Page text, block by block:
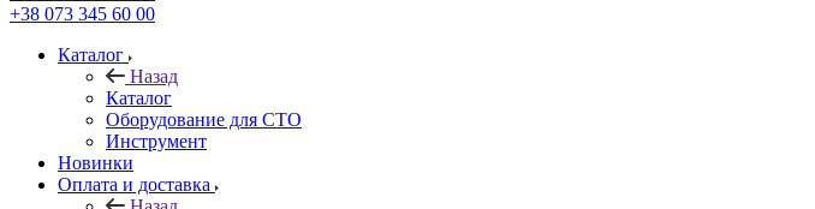
+38 073 345 60 00
Каталог
Назад
Каталог
Оборудование для СТО
Инструмент
Новинки
Оплата и доставка